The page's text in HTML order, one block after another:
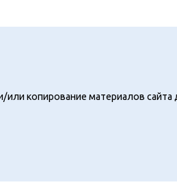
или копирование материалов